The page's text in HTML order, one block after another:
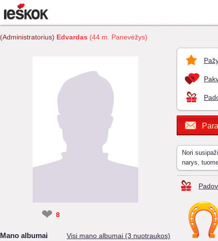
(Administratorius) Edvardas (44 m. Panevėžys)
❤ 8
Mano albumai Visi mano albumai (3 nuotraukos)
Nori
narys,